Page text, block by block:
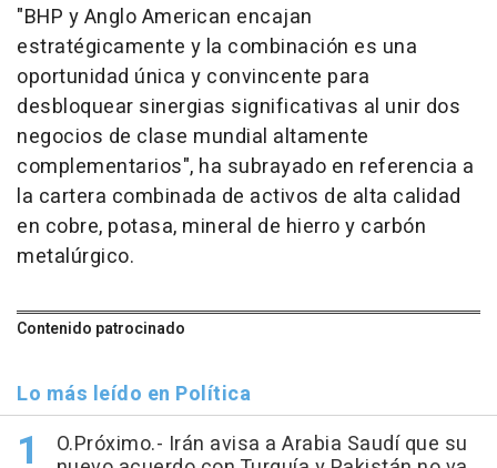
"BHP y Anglo American encajan
estratégicamente y la combinación es una
oportunidad única y convincente para
desbloquear sinergias significativas al unir dos
negocios de clase mundial altamente
complementarios", ha subrayado en referencia a
la cartera combinada de activos de alta calidad
en cobre, potasa, mineral de hierro y carbón
metalúrgico.
Contenido patrocinado
Lo más leído en Política
O.Próximo.- Irán avisa a Arabia Saudí que su